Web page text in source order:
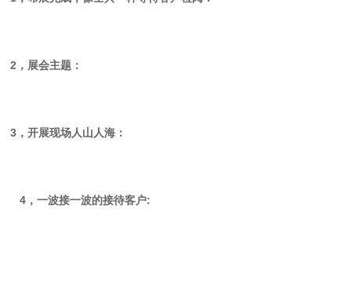
2，展会主题：
3，开展现场人山人海：
4，一波接一波的接待客户: